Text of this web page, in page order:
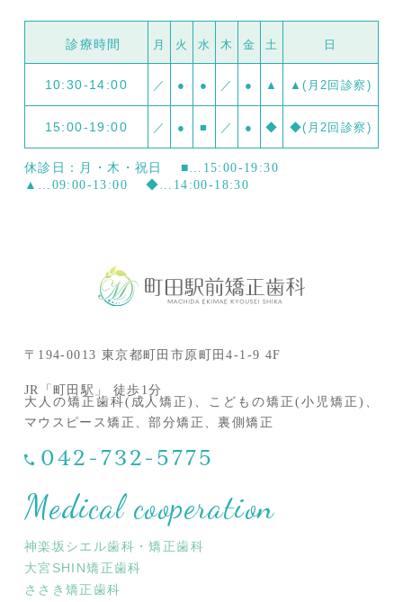
診療時間 月 火 水 木 金 土 日
10:30-14:00 ／ ● ● ／ ● ▲ ▲(月2回診察)
15:00-19:00 ／ ● ■ ／ ● ◆ ◆(月2回診察)
休診日：月・木・祝日
■…15:00-19:30
▲…09:00-13:00
◆…14:00-18:30
〒194-0013 東京都町田市原町田4-1-9 4F
JR「町田駅」 徒歩1分
大人の矯正歯科(成人矯正)、こどもの矯正(小児矯正)、
マウスピース矯正、部分矯正、裏側矯正
042-732-5775
Medical cooperation
神楽坂シエル歯科・矯正歯科
大宮SHIN矯正歯科
ささき矯正歯科